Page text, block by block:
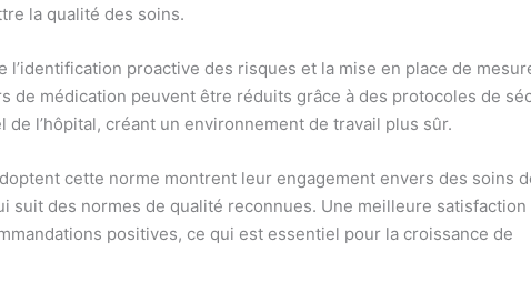
la qualité des soins.
proactive des risques et la mise en place de
médication peuvent être réduits grâce à des protocoles de
l’hôpital, créant un environnement de travail plus sûr.
cette norme montrent leur engagement envers des soins
des normes de qualité reconnues. Une meilleure
positives, ce qui est essentiel pour la croissance de